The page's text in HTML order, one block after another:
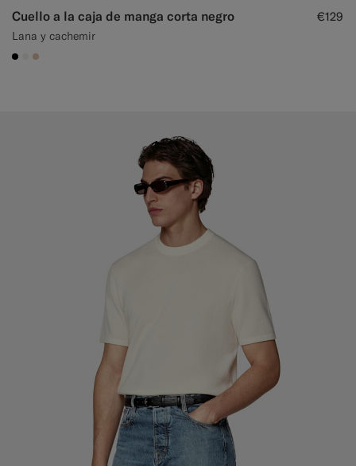
Cuello a la caja de manga corta negro
Lana y cachemir
€129
#000000
#F1EFE8
#E4C4A9